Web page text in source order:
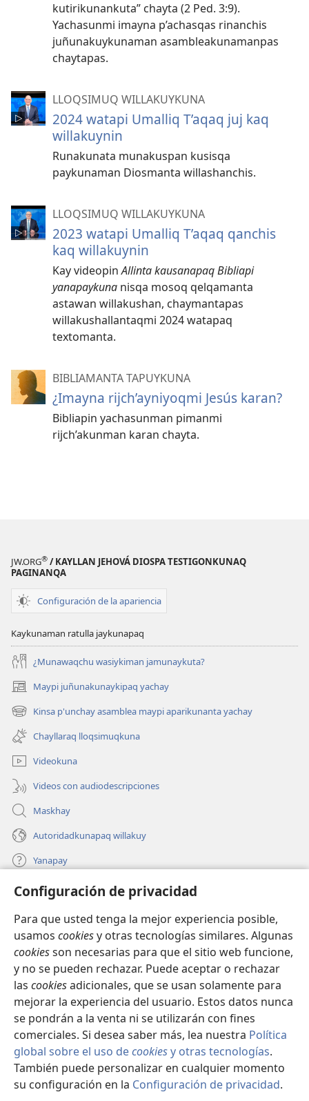
Configuración de privacidad
Para que usted tenga la mejor experiencia posible,
usamos cookiesy otras tecnologías similares. Algunas
cookiesson necesarias para que el sitio web funcione,
y no se pueden rechazar. Puede aceptar o rechazar
las cookiesadicionales, que se usan solamente para
mejorar la experiencia del usuario. Estos datos nunca
se pondrán a la venta ni se utilizarán con fines
comerciales. Si desea saber más, lea nuestra Política
global sobre el uso decookiesy otras tecnologías.
También puede personalizar en cualquier momento
su configuración en la Configuración de privacidad.
kutirikunankuta” chayta (2 Ped. 3:9).
Yachasunmi imayna p’achasqas rinanchis
juñunakuykunaman asambleakunamanpas
chaytapas.
LLOQSIMUQ WILLAKUYKUNA
2024 watapi Umalliq T’aqaq juj kaq
willakuynin
Runakunata munakuspan kusisqa
paykunaman Diosmanta willashanchis.
LLOQSIMUQ WILLAKUYKUNA
2023 watapi Umalliq T’aqaq qanchis
kaq willakuynin
Kay videopinAllinta kausanapaq Bibliapi
yanapaykuna nisqa mosoq qelqamanta
astawan willakushan, chaymantapas
willakushallantaqmi 2024 watapaq
textomanta.
BIBLIAMANTA TAPUYKUNA
¿Imayna rijch’ayniyoqmi Jesús karan?
Bibliapin yachasunman pimanmi
rijch’akunman karan chayta.
JW.ORG® / KAYLLAN JEHOVÁ DIOSPA TESTIGONKUNAQ
PAGINANQA
Configuración de la apariencia
Kaykunaman ratulla jaykunapaq
¿Munawaqchu wasiykiman jamunaykuta?
Maypi juñunakunaykipaq yachay
(abre
una
nueva
ventana)
Kinsa p'unchay asamblea maypi aparikunanta yachay
(abre
una
nueva
ventana)
Chayllaraq lloqsimuqkuna
Videokuna
Videos con audiodescripciones
Maskhay
Autoridadkunapaq willakuy
Yanapay
Donacionta churanapaq
una
nueva
ventana)
INTERNETPI QELQANCHISKUNA Watchtower™
(abre
una
nueva
ventana)
JW Hub
(abre
una
nueva
ventana)
JW Library ®
Copyright© 2026 Watch Tower Bible and Tract Society of Pennsylvania.
IMATAN RUWAWAQ IMATAN MANA
|
DATOSKUNATA
WAQAYCHASQAYKUMANTA |CONFIGURACIÓN DE PRIVACIDAD